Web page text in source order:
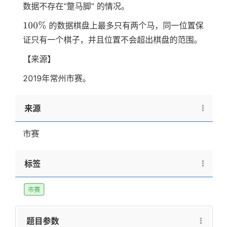
数据不存在“蹩马脚” 的情况。
100\%
100% 的数据棋盘上最多只有两个马，同一位置保
证只有一个棋子，并且位置不会超出棋盘的范围。
【来源】
2019年常州市赛。
来源
市赛
标签
市赛
题目参数